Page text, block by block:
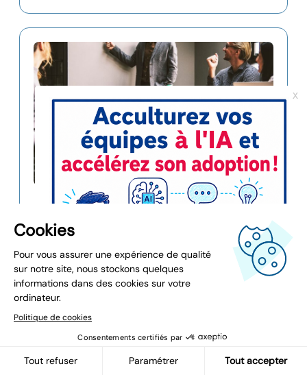
14 min
L’indépendance technologique ne
se décrète pas, elle se construit
grâce à l’Open Source